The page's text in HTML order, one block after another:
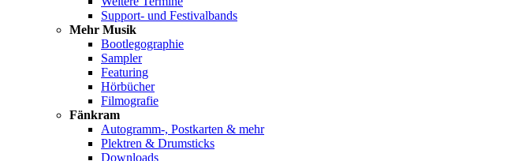
Support- und Festivalbands
Mehr Musik
Bootlegographie
Sampler
Featuring
Hörbücher
Filmografie
Fänkram
Autogramm-, Postkarten & mehr
Plektren & Drumsticks
Downloads